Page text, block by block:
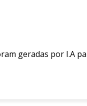
geradas por I.A